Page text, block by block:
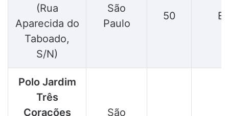
(Rua
Aparecida do
Taboado,
S/N)
São
Paulo
50
Polo Jardim
Três
Corações
São